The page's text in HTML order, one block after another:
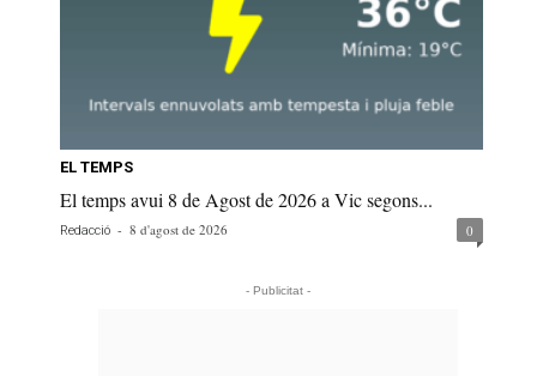
EL TEMPS
El temps avui 8 de Agost de 2026 a Vic segons...
Redacció - 8 d'agost de 2026 0
- Publicitat -